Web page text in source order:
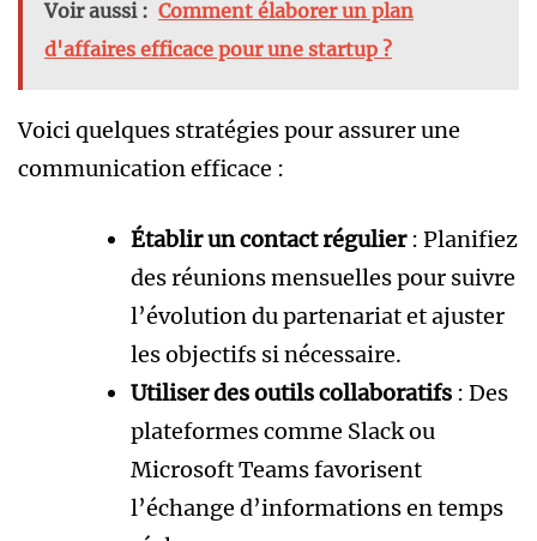
Voir aussi : Comment élaborer un plan
d'affaires efficace pour une startup ?
Voici quelques stratégies pour assurer une
communication efficace :
Établir un contact régulier: Planifiez
des réunions mensuelles pour suivre
l’évolution du partenariat et ajuster
les objectifs si nécessaire.
Utiliser des outils collaboratifs : Des
plateformes comme Slack ou
Microsoft Teams favorisent
l’échange d’informations en temps